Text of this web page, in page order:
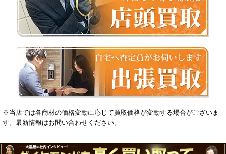
※当店では各商材の価格変動に応じて買取価格が変動する場合がございま
す。最新情報はお問い合わせください。